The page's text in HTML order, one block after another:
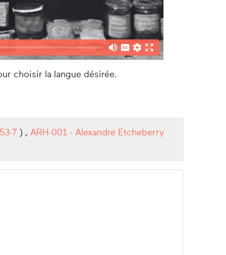
choisir la langue désirée.
53-7 ) , ARH-001 - Alexandre Etcheberry